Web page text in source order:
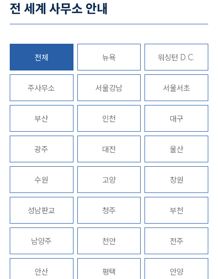
대륜의 강점
오시는 길
글로벌 파트너 로펌
통합검색
AI대륜
업무사례
주요 업무사례
사례분석/최신동향
법률정보
법률지식인
고객후기
업무분야
디지털포렌식 업무
압수수색 대응
전체
구성원 소개
디지털포렌식전문변호사
전 세계 사무소 안내
전체 뉴욕 워싱턴 D.C.
주사무소 서울강남 서울서초
부산 인천 대구
광주 대전 울산
수원 고양 창원
성남판교 청주 부천
남양주 천안 전주
안산 평택 안양